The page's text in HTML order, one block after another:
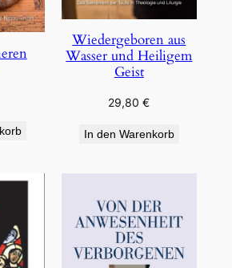
Wiedergeboren aus
Wasser und Heiligem
Geist
29,80€
In den Warenkorb